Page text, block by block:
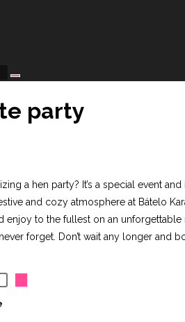
party
a hen party? It’s a special event
and cozy atmosphere at Bátelo
to the fullest on an
forget. Don’t wait any longer